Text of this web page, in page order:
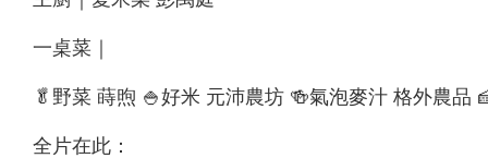
一桌菜｜
🥬野菜 蒔煦 🍚好米 元沛農坊 🍻氣泡麥汁 格外農品
全片在此：